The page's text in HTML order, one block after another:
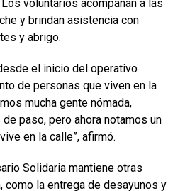
voluntarios acompañan a las
y brindan asistencia con
y abrigo.
el inicio del operativo
de personas que viven en la
mucha gente nómada,
paso, pero ahora notamos un
en la calle”, afirmó.
Solidaria mantiene otras
como la entrega de desayunos y